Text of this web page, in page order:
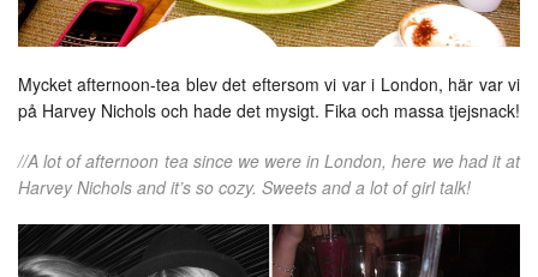
Mycket afternoon-tea blev det eftersom vi var i London, här var vi
på Harvey Nichols och hade det mysigt. Fika och massa tjejsnack!
//A lot of afternoon tea since we were in London, here we had it at
Harvey Nichols and it’s so cozy. Sweets and a lot of girl talk!